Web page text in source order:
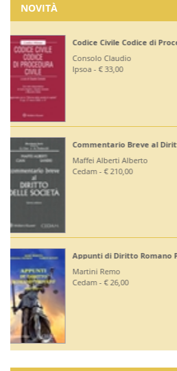
NOVITÀ
Corte di Giustizia
Ruffini Giuseppe
Editoriale Scientifica - €
Diritto Bancario e
Bontempi Paolo
Giuffrè - € 55,00
Diritto Costituzionale
Mezzetti Luca
Giuffrè - € 46,00